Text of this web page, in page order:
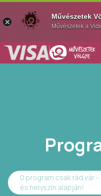
0 program csak rád vár
és helyszín alapján!
Művészetek
Művészetek a